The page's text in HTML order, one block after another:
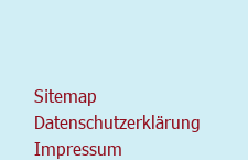
Sitemap
Datenschutzerklärung
Impressum